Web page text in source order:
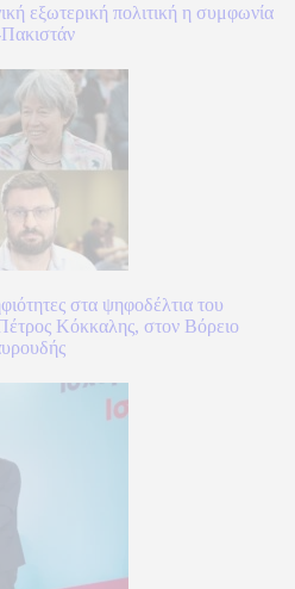
εξωτερική πολιτική η συμφωνία
στα ψηφοδέλτια του
Κόκκαλης, στον Βόρειο